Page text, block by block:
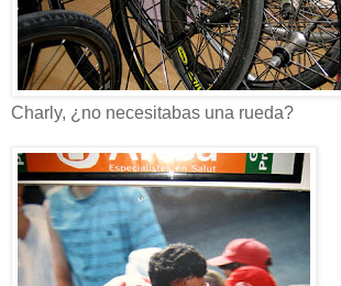
Charly, ¿no necesitabas una rueda?